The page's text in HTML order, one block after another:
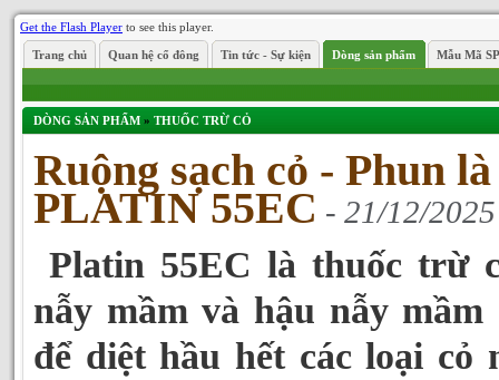
Get the Flash Player to see this player.
Trang chủ Quan hệ cổ đông Tin tức - Sự kiện Dòng sản phẩm Mẫu Mã SP
DÒNG SẢN PHẨM » THUỐC TRỪ CỎ
Ruộng sạch cỏ - Phun
PLATIN 55EC - 21/12/2025
Platin 55EC là thuốc trừ
nẫy mầm và hậu nẫy mầm
để diệt hầu hết các loại cỏ